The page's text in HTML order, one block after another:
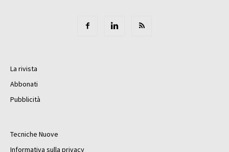
La rivista
Abbonati
Pubblicità
Tecniche Nuove
Informativa sulla privacy